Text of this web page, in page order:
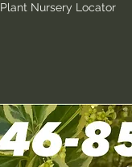
Plant Nursery Locator